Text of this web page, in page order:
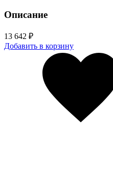
Описание
13 642 ₽
Добавить в корзину